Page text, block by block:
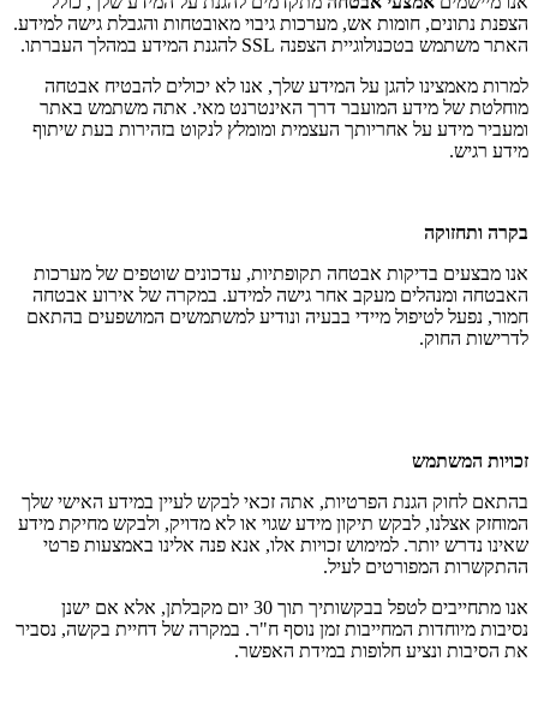
הצפנת נתונים, חומות אש, מערכות גיבוי מאובטחות והגבלת גישה למידע.
האתר משתמש בטכנולוגיית הצפנה SSL להגנת המידע במהלך העברתו.
למרות מאמצינו להגן על המידע שלך, אנו לא יכולים להבטיח אבטחה
מוחלטת של מידע המועבר דרך האינטרנט מאי. אתה משתמש באתר
ומעביר מידע על אחריותך העצמית ומומלץ לנקוט בזהירות בעת שיתוף
מידע רגיש.
בקרה ותחזוקה
אנו מבצעים בדיקות אבטחה תקופתיות, עדכונים שוטפים של מערכות
האבטחה ומנהלים מעקב אחר גישה למידע. במקרה של אירוע אבטחה
חמור, נפעל לטיפול מיידי בבעיה ונודיע למשתמשים המושפעים בהתאם
לדרישות החוק.
זכויות המשתמש
בהתאם לחוק הגנת הפרטיות, אתה זכאי לבקש לעיין במידע האישי שלך
המוחזק אצלנו, לבקש תיקון מידע שגוי או לא מדויק, ולבקש מחיקת מידע
שאינו נדרש יותר. למימוש זכויות אלו, אנא פנה אלינו באמצעות פרטי
ההתקשרות המפורטים לעיל.
אנו מתחייבים לטפל בבקשותיך תוך 30 יום מקבלתן, אלא אם ישנן
נסיבות מיוחדות המחייבות זמן נוסף ח"ר. במקרה של דחיית בקשה, נסביר
את הסיבות ונציע חלופות במידת האפשר.